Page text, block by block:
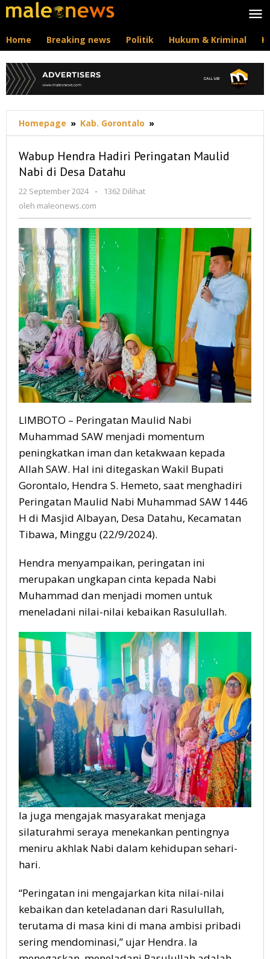
Lewati
ke
Home Breaking news Politik Hukum & Kriminal
Homepage » Kab. Gorontalo »
Hendra
Peringatan
Wabup Hendra Hadiri Peringatan Maulid
Nabi di Desa Datahu
22 September 2024
oleh
-
1362 Dilihat
oleh maleonews.com
LIMBOTO – Peringatan Maulid Nabi
Muhammad SAW menjadi momentum
peningkatkan iman dan ketakwaan kepada
Allah SAW. Hal ini ditegaskan Wakil Bupati
Gorontalo, Hendra S. Hemeto, saat menghadiri
Peringatan Maulid Nabi Muhammad SAW 1446
H di Masjid Albayan, Desa Datahu, Kecamatan
Tibawa, Minggu (22/9/2024).
Hendra menyampaikan, peringatan ini
merupakan ungkapan cinta kepada Nabi
Muhammad dan menjadi momen untuk
meneladani nilai-nilai kebaikan Rasulullah.
Ia juga mengajak masyarakat menjaga
silaturahmi seraya menekankan pentingnya
meniru akhlak Nabi dalam kehidupan sehari-
hari.
“Peringatan ini mengajarkan kita nilai-nilai
kebaikan dan keteladanan dari Rasulullah,
terutama di masa kini di mana ambisi pribadi
sering mendominasi,” ujar Hendra. Ia